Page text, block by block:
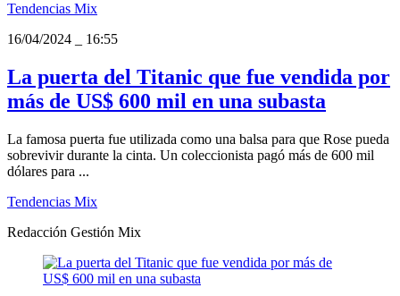
Tendencias Mix
16/04/2024
16:55
La puerta del Titanic que fue vendida por
más de US$ 600 mil en una subasta
La famosa puerta fue utilizada como una balsa para que Rose pueda
sobrevivir durante la cinta. Un coleccionista pagó más de 600 mil
dólares para ...
Tendencias Mix
Redacción Gestión Mix